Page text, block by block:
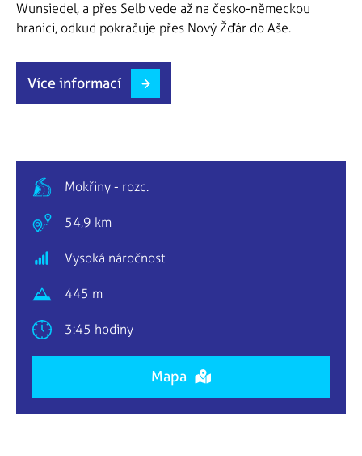
Wunsiedel, a přes Selb vede až na česko-německou
hranici, odkud pokračuje přes Nový Žďár do Aše.
Více informací
Mokřiny - rozc.
54,9 km
Vysoká náročnost
445 m
3:45 hodiny
Mapa